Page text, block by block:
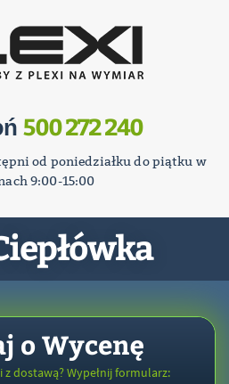
500 272 240
od poniedziałku do piątku w
9:00-15:00
o Wycenę
z dostawą? Wypełnij formularz: